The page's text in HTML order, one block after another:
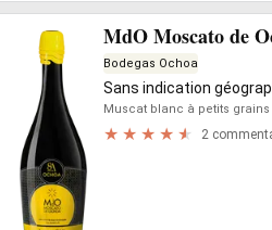
MdO Moscato de
Bodegas Ochoa
Sans indication
Muscat blanc à petits grains
2